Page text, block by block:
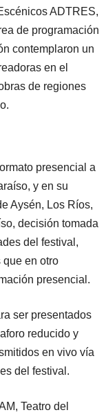
ADTRES,
de programación
contemplaron un
en el
de regiones
presencial a
y en su
Aysén, Los Ríos,
decisión tomada
del festival,
en otro
presencial.
ser presentados
reducido y
en vivo vía
del festival.
Teatro del